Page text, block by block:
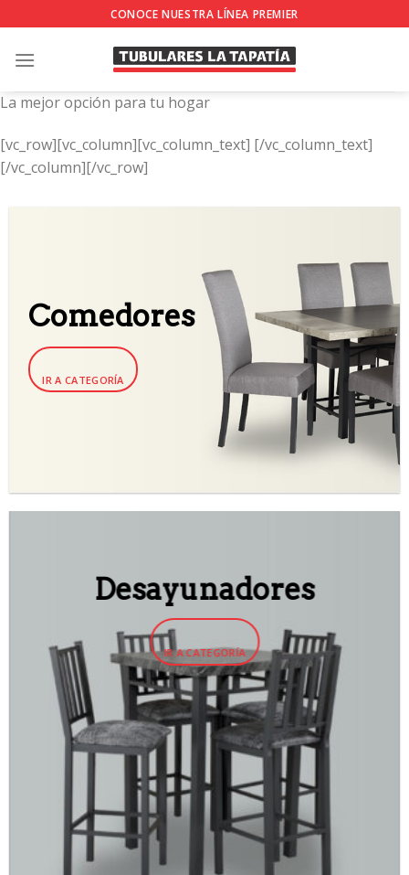
to
content
CONOCE NUESTRA LÍNEA PREMIER
La mejor opción para tu hogar
[vc_row][vc_column][vc_column_text] [/vc_column_text]
[/vc_column][/vc_row]
Comedores
IR A CATEGORÍA
Desayunadores
IR A CATEGORÍA